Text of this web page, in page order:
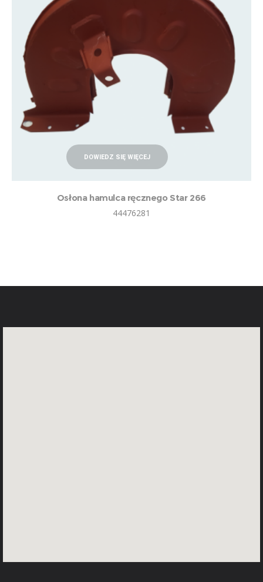
DOWIEDZ SIĘ WIĘCEJ
Osłona hamulca ręcznego Star 266
44476281